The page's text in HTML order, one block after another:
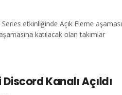
etkinliğinde Açık Eleme aşaması
katılacak olan takımlar
Kanalı Açıldı